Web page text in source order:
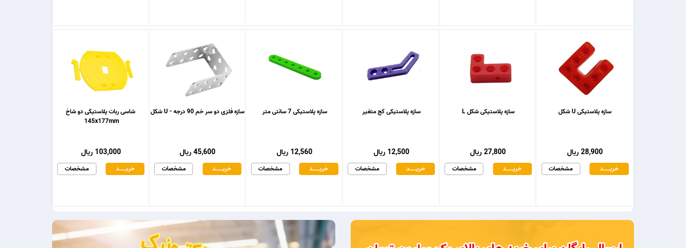
شاسی ربات پلاستیکی دو شاخ
145x177mm
103,000 ریال
مشخصات خریـــــــد
سازه فلزی دو سر خم 90 درجه - U شکل
45,600 ریال
مشخصات خریـــــــد
سازه پلاستیکی 7 سانتی متر
12,560 ریال
مشخصات خریـــــــد
سازه پلاستیکی کج متغیر
12,500 ریال
مشخصات خریـــــــد
سازه پلاستیکی شکل L
27,800 ریال
مشخصات خریـــــــد
سازه پلاستیکی U شکل
28,900 ریال
مشخصات خریـــــــد